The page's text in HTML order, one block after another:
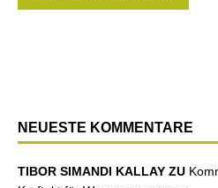
NEUESTE KOMMENTARE
TIBOR SIMANDI KALLAY ZU